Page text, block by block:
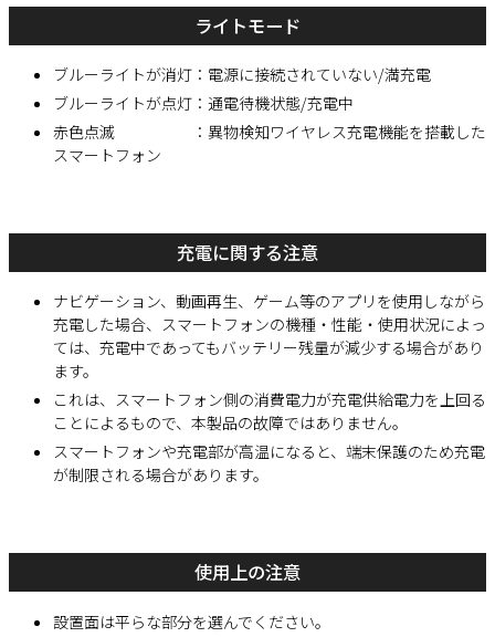
ライトモード
ブルーライトが消灯：電源に接続されていない/満充電
ブルーライトが点灯：通電待機状態/充電中
赤色点滅 ：異物検知ワイヤレス充電機能を搭載した
スマートフォン
充電に関する注意
ナビゲーション、動画再生、ゲーム等のアプリを使用しながら
充電した場合、スマートフォンの機種・性能・使用状況によっ
ては、充電中であってもバッテリー残量が減少する場合があり
ます。
これは、スマートフォン側の消費電力が充電供給電力を上回る
ことによるもので、本製品の故障ではありません。
スマートフォンや充電部が高温になると、端末保護のため充電
が制限される場合があります。
使用上の注意
設置面は平らな部分を選んでください。